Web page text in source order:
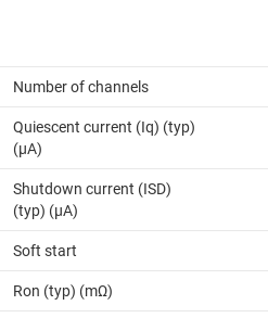
Number of channels
Quiescent current (Iq) (typ)
(µA)
Shutdown current (ISD)
(typ) (µA)
Soft start
Ron (typ) (mΩ)